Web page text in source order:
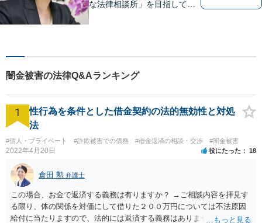
な法律相談所」を目指してい
んなささいなことでも構いま
い。【土曜日も受付可能】
【専用駐車場あり】
闇金被害の法律Q&Aランキング
1
性行為を条件とした借金契約の法的無効性と対処
法
#個人・プライベート #詐欺被害での債務 #借金返済の相談・交渉 #闇金被害
2022年4月20日 役にたった 18
倉田 勲 弁護士
この場合、お金で返済する義務は有りますか？ →ご相談内容を拝見す
る限り、体の関係を対価にして借りた２００万円については不法原因
給付に当たりますので、法的には返済する義務はありません。家族に